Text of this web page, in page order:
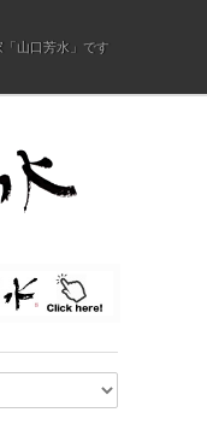
山口芳水」です